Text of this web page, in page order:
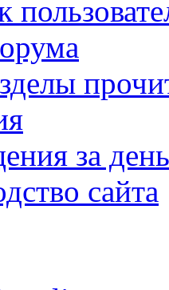
за день
сайта